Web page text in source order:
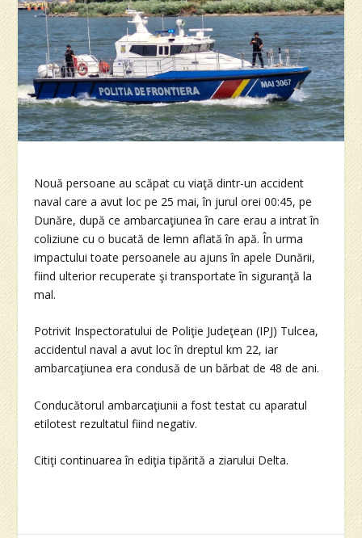
Nouă persoane au scăpat cu viaţă dintr-un accident
naval care a avut loc pe 25 mai, în jurul orei 00:45, pe
Dunăre, după ce ambarcaţiunea în care erau a intrat în
coliziune cu o bucată de lemn aflată în apă. În urma
impactului toate persoanele au ajuns în apele Dunării,
fiind ulterior recuperate şi transportate în siguranţă la
mal.
Potrivit Inspectoratului de Poliţie Judeţean (IPJ) Tulcea,
accidentul naval a avut loc în dreptul km 22, iar
ambarcaţiunea era condusă de un bărbat de 48 de ani.
Conducătorul ambarcaţiunii a fost testat cu aparatul
etilotest rezultatul fiind negativ.
Citiţi continuarea în ediţia tipărită a ziarului Delta.